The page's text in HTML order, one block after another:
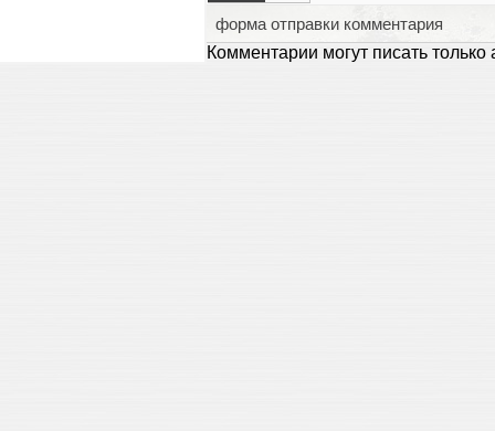
форма отправки комментария
Комментарии могут писать